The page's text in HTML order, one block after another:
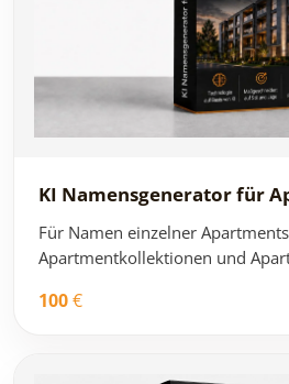
KI Namensgenerator für
Für Namen einzelner
Apartmentkollektionen und
100€